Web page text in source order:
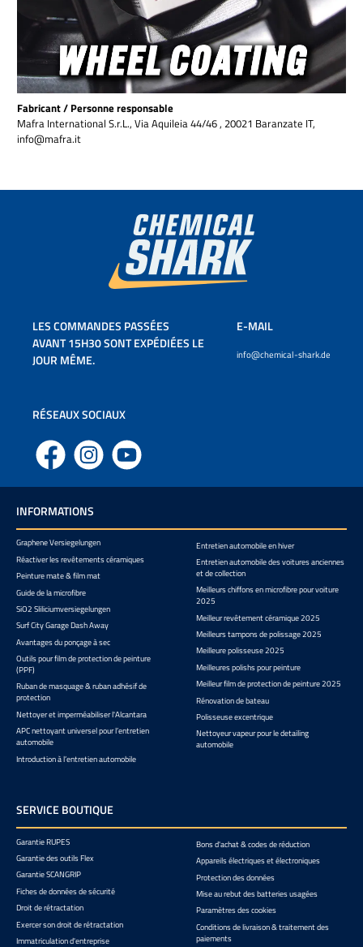
Fabricant / Personne responsable
Mafra International S.r.L., Via Aquileia 44/46 , 20021 Baranzate IT,
info@mafra.it
LES COMMANDES PASSÉES
AVANT 15H30 SONT EXPÉDIÉES LE
JOUR MÊME.
E-MAIL
info@chemical-shark.de
RÉSEAUX SOCIAUX
Facebook Instagram YouTube
INFORMATIONS
Graphene Versiegelungen
Réactiver les revêtements céramiques
Peinture mate & film mat
Guide de la microfibre
SiO2 Sliliciumversiegelungen
Surf City Garage Dash Away
Avantages du ponçage à sec
Outils pour film de protection de peinture
(PPF)
Ruban de masquage & ruban adhésif de
protection
Nettoyer et imperméabiliser l'Alcantara
APC nettoyant universel pour l’entretien
automobile
Introduction à l’entretien automobile
Entretien automobile en hiver
Entretien automobile des voitures anciennes
et de collection
Meilleurs chiffons en microfibre pour voiture
2025
Meilleur revêtement céramique 2025
Meilleurs tampons de polissage 2025
Meilleure polisseuse 2025
Meilleures polishs pour peinture
Meilleur film de protection de peinture 2025
Rénovation de bateau
Polisseuse excentrique
Nettoyeur vapeur pour le detailing
automobile
SERVICE BOUTIQUE
Garantie RUPES
Garantie des outils Flex
Garantie SCANGRIP
Fiches de données de sécurité
Droit de rétractation
Exercer son droit de rétractation
Immatriculation d'entreprise
Bons d'achat & codes de réduction
Appareils électriques et électroniques
Protection des données
Mise au rebut des batteries usagées
Paramètres des cookies
Conditions de livraison & traitement des
paiements